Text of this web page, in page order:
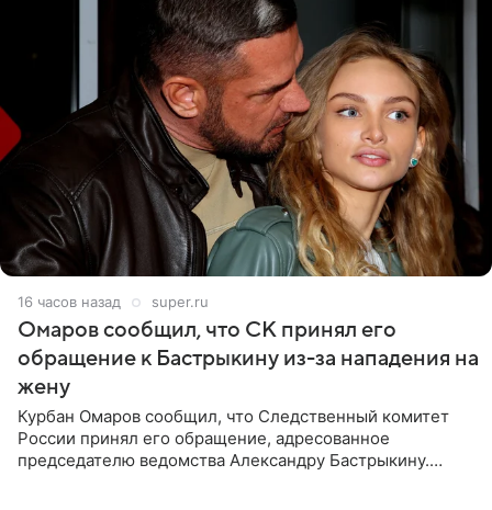
16 часов назад super.ru
Омаров сообщил, что СК принял его
обращение к Бастрыкину из-за нападения на
жену
Курбан Омаров сообщил, что Следственный комитет
России принял его обращение, адресованное
председателю ведомства Александру Бастрыкину.